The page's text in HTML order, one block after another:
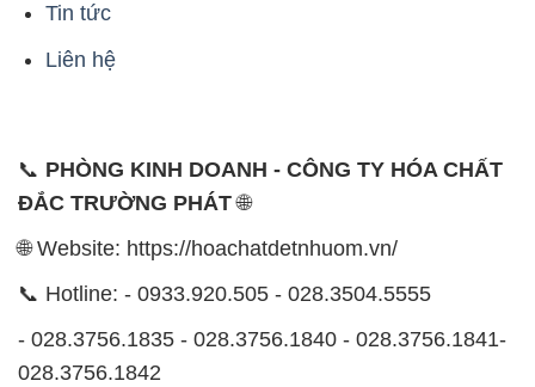
Tin tức
Liên hệ
📞 PHÒNG KINH DOANH - CÔNG TY HÓA CHẤT
ĐẮC TRƯỜNG PHÁT🌐
🌐 Website: https://hoachatdetnhuom.vn/
📞 Hotline: - 0933.920.505 - 028.3504.5555
- 028.3756.1835 - 028.3756.1840 - 028.3756.1841-
028.3756.1842